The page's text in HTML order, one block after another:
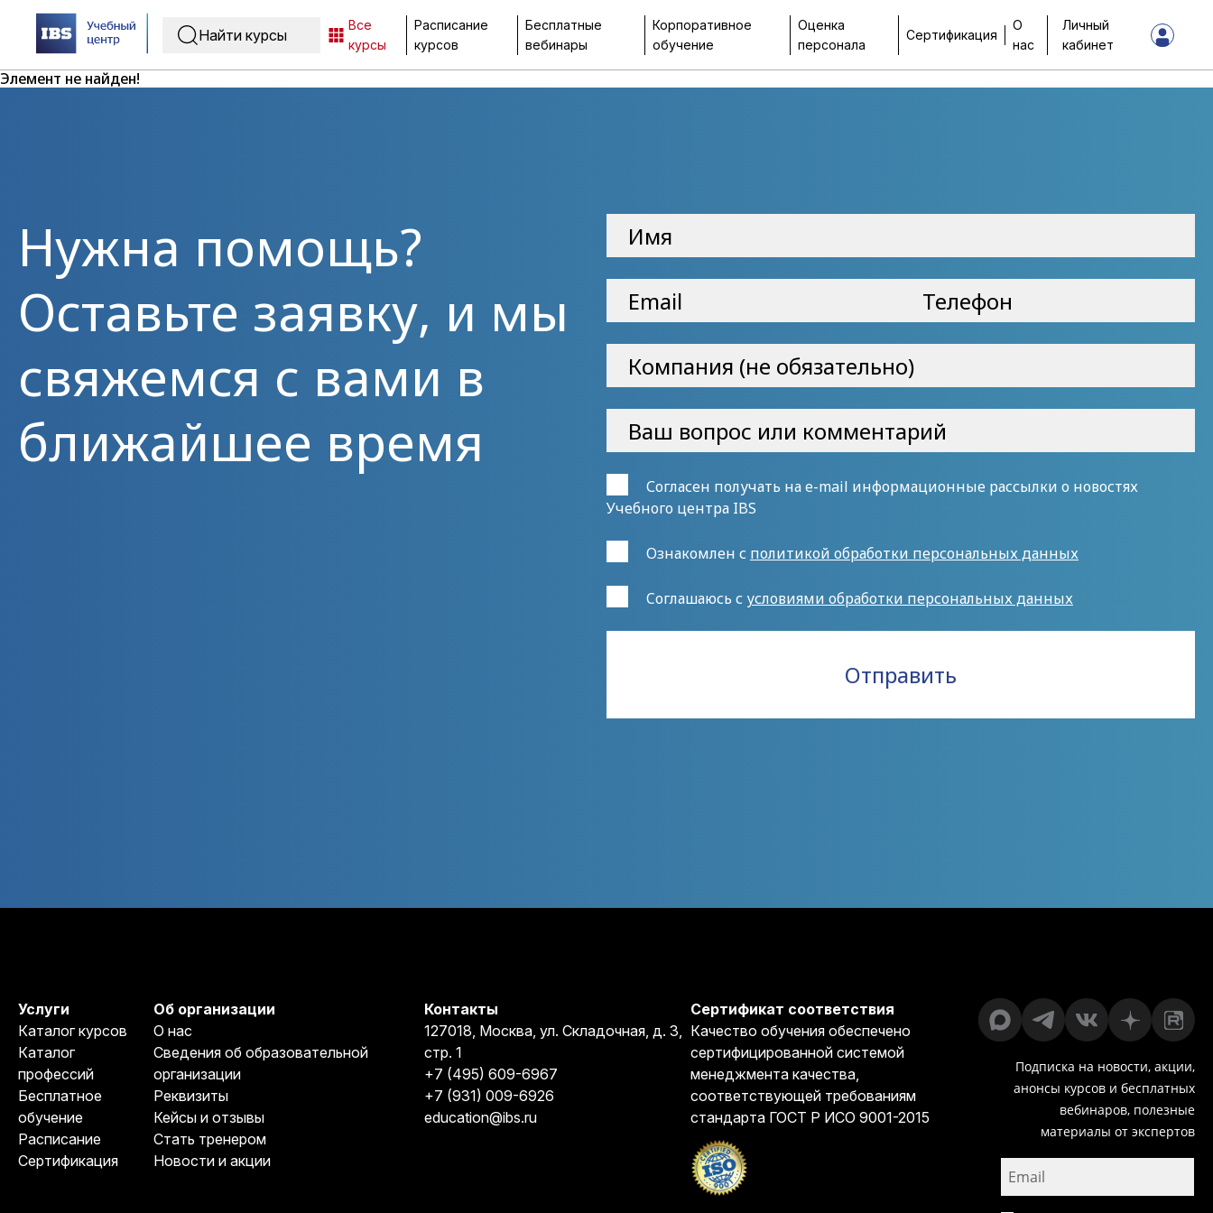
Все
курсы
Расписание
курсов
Бесплатные
вебинары
Корпоративное
обучение
Оценка
персонала
Сертификация
О
нас
Личный
кабинет
Элемент не найден!
Нужна помощь?
Оставьте заявку, и мы
свяжемся с вами в
ближайшее время
Согласен получать на e-mail информационные рассылки о новостях
Учебного центра IBS
Ознакомлен с политикой обработки персональных данных
Cоглашаюсь с условиями обработки персональных данных
Услуги
Каталог курсов
Каталог
профессий
Бесплатное
обучение
Расписание
Сертификация
Об организации
О нас
Сведения об образовательной
организации
Реквизиты
Кейсы и отзывы
Стать тренером
Новости и акции
Контакты
127018, Москва, ул. Складочная, д. 3,
стр. 1
+7 (495) 609-6967
+7 (931) 009-6926
education@ibs.ru
Сертификат соответствия
Качество обучения обеспечено
сертифицированной системой
менеджмента качества,
соответствующей требованиям
стандарта ГОСТ Р ИСО 9001-2015
Подписка на новости, акции,
анонсы курсов и бесплатных
вебинаров, полезные
материалы от экспертов